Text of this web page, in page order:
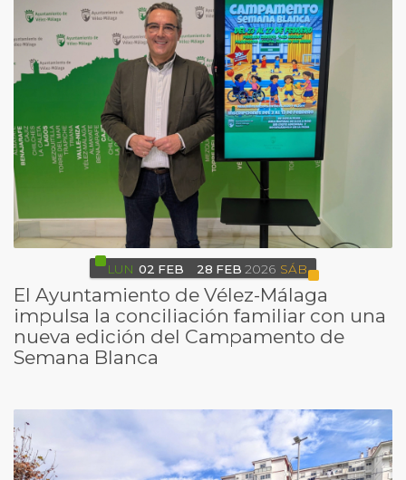
LUN 02 FEB 28 FEB 2026 SÁB
El Ayuntamiento de Vélez-Málaga
impulsa la conciliación familiar con una
nueva edición del Campamento de
Semana Blanca